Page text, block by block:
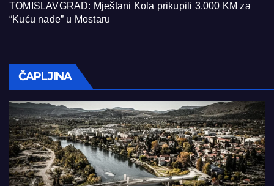
TOMISLAVGRAD: Mještani Kola prikupili 3.000 KM za
“Kuću nade” u Mostaru
ČAPLJINA